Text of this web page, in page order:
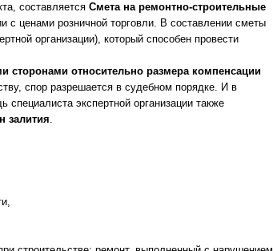
составляется Смета на ремонтно-строительные
с ценами розничной торговли. В составлении сметы
организации), который способен провести
сторонами относительно размера компенсации
спор разрешается в судебном порядке. И в
экспертной организации также
залития.